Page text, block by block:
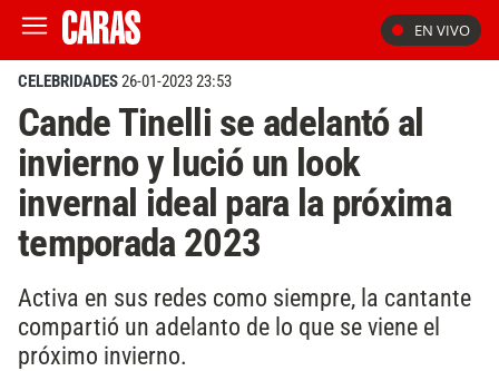
EN VIVO
CELEBRIDADES26-01-2023 23:53
Cande Tinelli se adelantó al
invierno y lució un look
invernal ideal para la próxima
temporada 2023
Activa en sus redes como siempre, la cantante
compartió un adelanto de lo que se viene el
próximo invierno.